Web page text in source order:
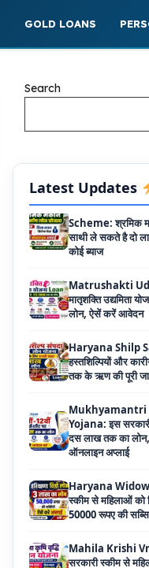
GOLD LOANS
Search
Latest Updates
के लिए LIC से ले सकते
लोन, कम ब्याज के साथ
Labour House
साथी ले सकते है दो
मातृशक्ति उद्यमिता
लोन, ऐसें करें आवेदन
हस्तशिल्पियों और
तक के ऋण की पूरी
Yojana: इस
दस लाख तक का
ऑनलाइन अप्लाई
Haryana Widow
स्कीम से महिलाओं को
50000 रूपए की
सरकारी स्कीम से
मुक्त लोन, ऐसे उठा
के लिए इस सरकारी